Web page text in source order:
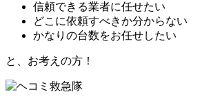
信頼できる業者に任せたい
どこに依頼すべきか分からない
かなりの台数をお任せしたい
と、お考えの方！